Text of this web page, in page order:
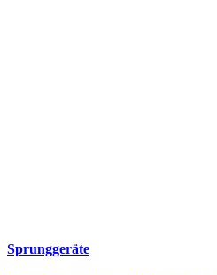
Sprunggeräte